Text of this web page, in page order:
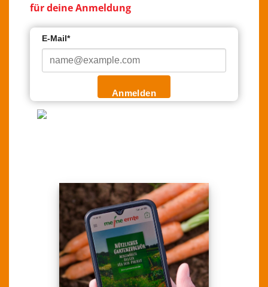
für deine Anmeldung
E-Mail*
Anmelden